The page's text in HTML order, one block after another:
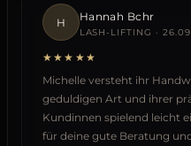
H Hannah Bchr
LASH-LIFTING ·
★★★★★
Michelle versteht ihr
geduldigen Art und ihrer
Kundinnen spielend leicht
für deine gute Beratung